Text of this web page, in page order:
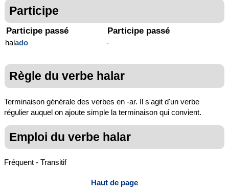
Participe
Participe passé
halado
Participe passé
-
Règle du verbe halar
Terminaison générale des verbes en -ar. Il s'agit d'un verbe
régulier auquel on ajoute simple la terminaison qui convient.
Emploi du verbe halar
Fréquent - Transitif
Haut de page